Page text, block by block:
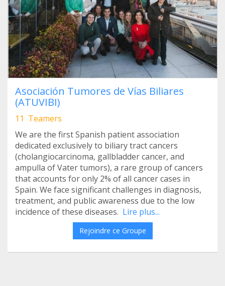
Asociación Tumores de Vías Biliares
(ATUVIBI)
11 Teamers
We are the first Spanish patient association
dedicated exclusively to biliary tract cancers
(cholangiocarcinoma, gallbladder cancer, and
ampulla of Vater tumors), a rare group of cancers
that accounts for only 2% of all cancer cases in
Spain. We face significant challenges in diagnosis,
treatment, and public awareness due to the low
incidence of these diseases. Lire plus...
Rejoindre ce Groupe